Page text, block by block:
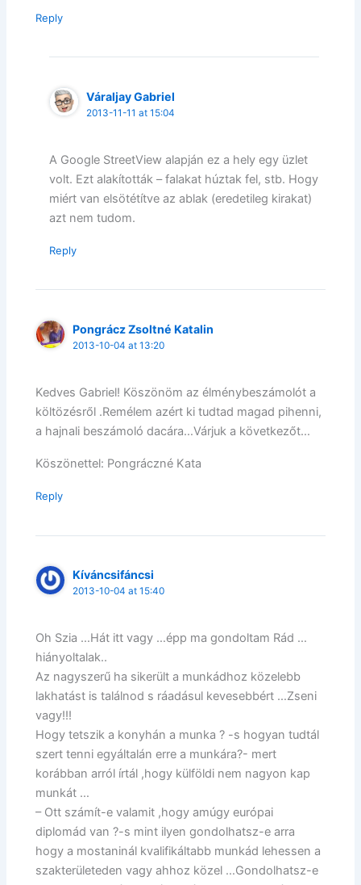
Reply
Váraljay Gabriel
2013-11-11 at 15:04
A Google StreetView alapján ez a hely egy üzlet
volt. Ezt alakították – falakat húztak fel, stb. Hogy
miért van elsötétítve az ablak (eredetileg kirakat)
azt nem tudom.
Reply
Pongrácz Zsoltné Katalin
2013-10-04 at 13:20
Kedves Gabriel! Köszönöm az élménybeszámolót a
költözésről .Remélem azért ki tudtad magad pihenni,
a hajnali beszámoló dacára…Várjuk a következőt…
Köszönettel: Pongráczné Kata
Reply
Kíváncsifáncsi
2013-10-04 at 15:40
Oh Szia …Hát itt vagy …épp ma gondoltam Rád …
hiányoltalak..
Az nagyszerű ha sikerült a munkádhoz közelebb
lakhatást is találnod s ráadásul kevesebbért …Zseni
vagy!!!
Hogy tetszik a konyhán a munka ? -s hogyan tudtál
szert tenni egyáltalán erre a munkára?- mert
korábban arról írtál ,hogy külföldi nem nagyon kap
munkát …
– Ott számít-e valamit ,hogy amúgy európai
diplomád van ?-s mint ilyen gondolhatsz-e arra
hogy a mostaninál kvalifikáltabb munkád lehessen a
szakterületeden vagy ahhoz közel …Gondolhatsz-e